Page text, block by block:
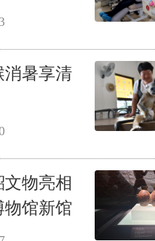
消暑享清
物亮相
馆新馆